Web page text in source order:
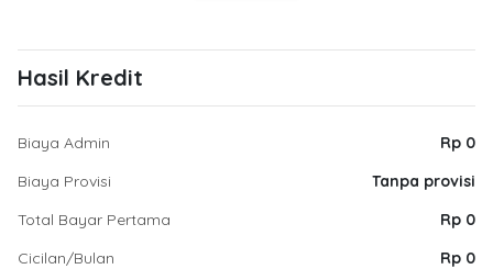
Hasil Kredit
Biaya Admin
Rp 0
Biaya Provisi
Tanpa provisi
Total Bayar Pertama
Rp 0
Cicilan/Bulan
Rp 0